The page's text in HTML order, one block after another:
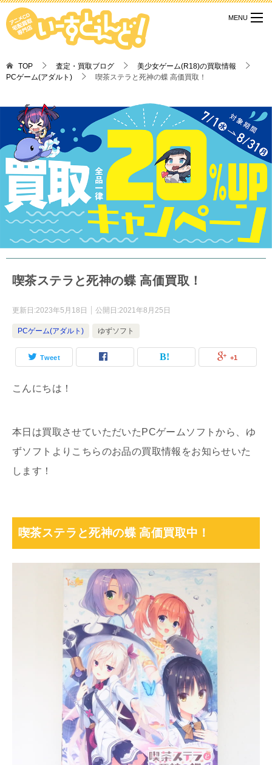
TOP 査定・買取ブログ
美少女ゲーム(R18)の買取情報
PCゲーム(アダルト)
喫茶ステラと死神の蝶 高価買取！
喫茶ステラと死神の蝶 高価買取！
更新日:2023年5月18日 公開日:2021年8月25日
PCゲーム(アダルト) ゆずソフト
Tweet +1
こんにちは！
本日は買取させていただいたPCゲームソフトから、ゆ
ずソフトよりこちらのお品の買取情報をお知らせいた
します！
喫茶ステラと死神の蝶 高価買取中！